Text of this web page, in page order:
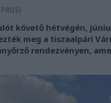
PRUSI
követő hétvégén,
meg a tiszaalpári
rendezvényen,